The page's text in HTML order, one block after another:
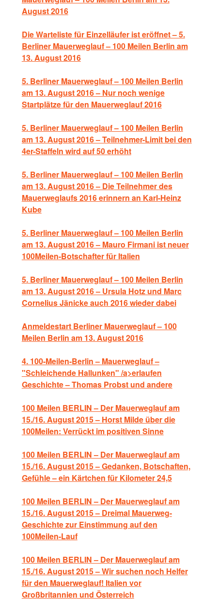
August 2016
Die Warteliste für Einzelläufer ist eröffnet – 5.
Berliner Mauerweglauf – 100 Meilen Berlin am
13. August 2016
5. Berliner Mauerweglauf – 100 Meilen Berlin
am 13. August 2016 – Nur noch wenige
Startplätze für den Mauerweglauf 2016
5. Berliner Mauerweglauf – 100 Meilen Berlin
am 13. August 2016 – Teilnehmer-Limit bei den
4er-Staffeln wird auf 50 erhöht
5. Berliner Mauerweglauf – 100 Meilen Berlin
am 13. August 2016 – Die Teilnehmer des
Mauerweglaufs 2016 erinnern an Karl-Heinz
Kube
5. Berliner Mauerweglauf – 100 Meilen Berlin
am 13. August 2016 – Mauro Firmani ist neuer
100Meilen-Botschafter für Italien
5. Berliner Mauerweglauf – 100 Meilen Berlin
am 13. August 2016 – Ursula Hotz und Marc
Cornelius Jänicke auch 2016 wieder dabei
Anmeldestart Berliner Mauerweglauf – 100
Meilen Berlin am 13. August 2016
4. 100-Meilen-Berlin – Mauerweglauf –
"Schleichende Hallunken" /a>erlaufen
Geschichte – Thomas Probst und andere
100 Meilen BERLIN – Der Mauerweglauf am
15./16. August 2015 – Horst Milde über die
100Meilen: Verrückt im positiven Sinne
100 Meilen BERLIN – Der Mauerweglauf am
15./16. August 2015 – Gedanken, Botschaften,
Gefühle – ein Kärtchen für Kilometer 24,5
100 Meilen BERLIN – Der Mauerweglauf am
15./16. August 2015 – Dreimal Mauerweg-
Geschichte zur Einstimmung auf den
100Meilen-Lauf
100 Meilen BERLIN – Der Mauerweglauf am
15./16. August 2015 – Wir suchen noch Helfer
für den Mauerweglauf! Italien vor
Großbritannien und Österreich